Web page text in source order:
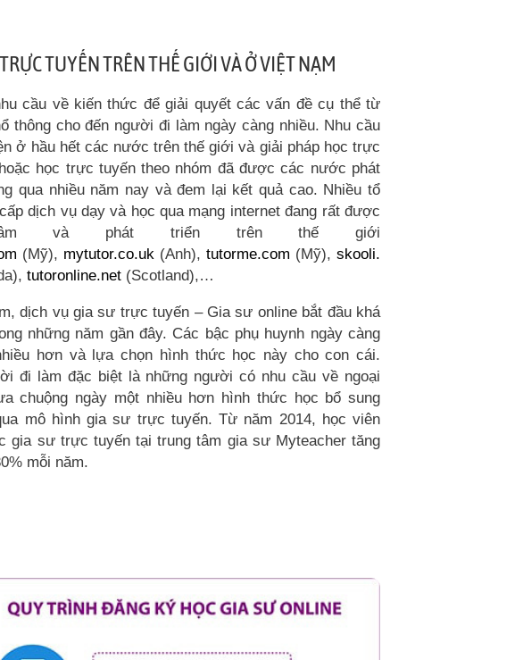
TUYẾN TRÊN THẾ GIỚI VÀ Ở VIỆT NẠM
cầu về kiến thức để giải quyết các vấn đề cụ thể từ
thông cho đến người đi làm ngày càng nhiều. Nhu cầu
ở hầu hết các nước trên thế giới và giải pháp học trực
học trực tuyến theo nhóm đã được các nước phát
qua nhiều năm nay và đem lại kết quả cao. Nhiều tổ
dịch vụ dạy và học qua mạng internet đang rất được
và phát triển trên thế giới
(Mỹ), mytutor.co.uk (Anh), tutorme.com (Mỹ), skooli.
tutoronline.net (Scotland),…
dịch vụ gia sư trực tuyến – Gia sư online bắt đầu khá
những năm gần đây. Các bậc phụ huynh ngày càng
hơn và lựa chọn hình thức học này cho con cái.
đi làm đặc biệt là những người có nhu cầu về ngoại
chuộng ngày một nhiều hơn hình thức học bổ sung
mô hình gia sư trực tuyến. Từ năm 2014, học viên
gia sư trực tuyến tại trung tâm gia sư Myteacher tăng
mỗi năm.